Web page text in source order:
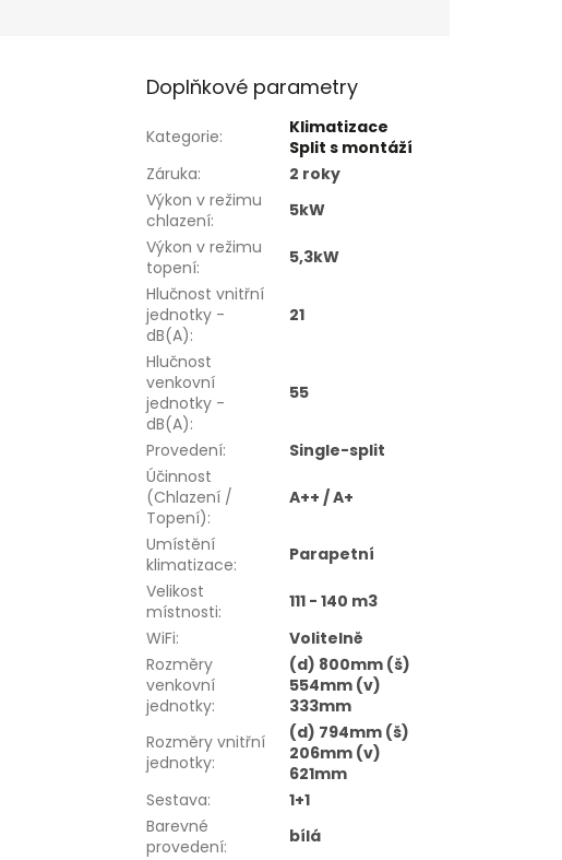
Doplňkové parametry
Kategorie:
Klimatizace
Split s montáží
Záruka:
2 roky
Výkon v režimu
chlazení:
5kW
Výkon v režimu
topení:
5,3kW
Hlučnost vnitřní
jednotky -
dB(A):
21
Hlučnost
venkovní
jednotky -
dB(A):
55
Provedení:
Single-split
Účinnost
(Chlazení /
Topení):
A++ / A+
Umístění
klimatizace:
Parapetní
Velikost
místnosti:
111 - 140 m3
WiFi:
Volitelně
Rozměry
venkovní
jednotky:
(d) 800mm (š)
554mm (v)
333mm
Rozměry vnitřní
jednotky:
(d) 794mm (š)
206mm (v)
621mm
Sestava:
1+1
Barevné
provedení: bílá